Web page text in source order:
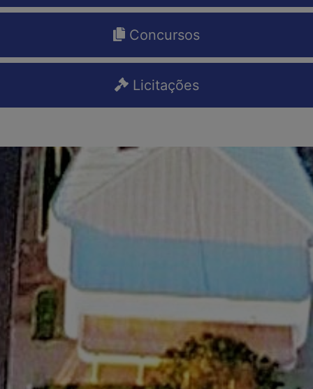
Concursos
Licitações